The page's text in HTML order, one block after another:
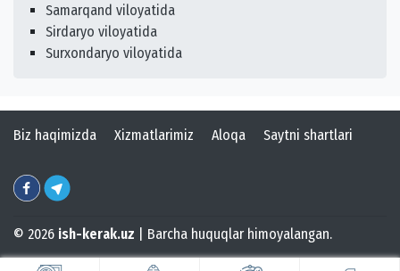
Samarqand viloyatida
Sirdaryo viloyatida
Surxondaryo viloyatida
Biz haqimizda Xizmatlarimiz Aloqa Saytni shartlari
© 2026 ish-kerak.uz | Barcha huquqlar himoyalangan.